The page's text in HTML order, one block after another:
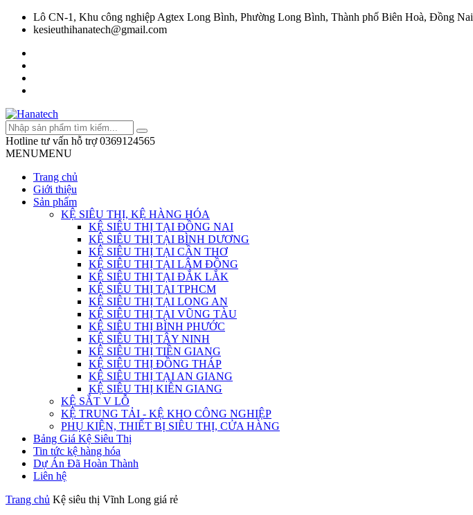
Lô CN-1, Khu công nghiệp Agtex Long Bình, Phường Long Bình, Thành phố Biên Hoà, Đồng Nai
kesieuthihanatech@gmail.com
Hotline tư vấn hỗ trợ 0369124565
MENUMENU
Trang chủ
Giới thiệu
Sản phẩm
KỆ SIÊU THỊ, KỆ HÀNG HÓA
KỆ SIÊU THỊ TẠI ĐỒNG NAI
KỆ SIÊU THỊ TẠI BÌNH DƯƠNG
KỆ SIÊU THỊ TẠI CẦN THƠ
KỆ SIÊU THỊ TẠI LÂM ĐỒNG
KỆ SIÊU THỊ TẠI ĐẮK LẮK
KỆ SIÊU THỊ TẠI TPHCM
KỆ SIÊU THỊ TẠI LONG AN
KỆ SIÊU THỊ TẠI VŨNG TÀU
KỆ SIÊU THỊ BÌNH PHƯỚC
KỆ SIÊU THỊ TÂY NINH
KỆ SIÊU THỊ TIỀN GIANG
KỆ SIÊU THỊ ĐỒNG THÁP
KỆ SIÊU THỊ TẠI AN GIANG
KỆ SIÊU THỊ KIÊN GIANG
KỆ SẮT V LỖ
KỆ TRUNG TẢI - KỆ KHO CÔNG NGHIỆP
PHỤ KIỆN, THIẾT BỊ SIÊU THỊ, CỬA HÀNG
Bảng Giá Kệ Siêu Thị
Tin tức kệ hàng hóa
Dự Án Đã Hoàn Thành
Liên hệ
Trang chủ Kệ siêu thị Vĩnh Long giá rẻ